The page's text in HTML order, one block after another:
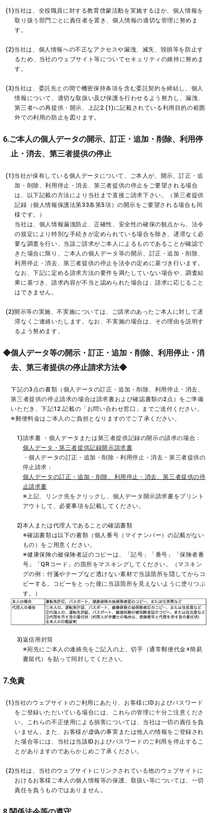
(1)当社は、全役職員に対する教育啓蒙活動を実施するほか、個人情報を
取り扱う部門ごとに責任者を置き、個人情報の適切な管理に努めま
す。
(2)当社は、個人情報への不正なアクセスや漏洩、滅失、毀損等を防止す
るため、当社のウェブサイト等についてセキュリティの維持に努めま
す。
(3)当社は、委託先との間で機密保持条項を含む委託契約を締結し、個人
情報について、適切な取扱い及び保護を行わせるよう努力し、漏洩、
第三者への再提供・開示、上記2.(1)に記載されている利用目的の範囲
外での利用の防止を図ります。
6.ご本人の個人データの開示、訂正・追加・削除、利用停
止・消去、第三者提供の停止
(1)当社が保有している個人データについて、ご本人が、開示、訂正・追
加・削除、利用停止・消去、第三者提供の停止をご要望される場合
は、以下記載の方法により当社まで直接ご請求下さい。（第三者提供
記録（個人情報保護法第33条第5項）の開示をご要望される場合も同
様です。）
当社は、個人情報漏洩防止、正確性、安全性の確保の観点から、法令
の規定により特別な手続きが定められている場合を除き、遅滞なく必
要な調査を行い、当該ご請求がご本人によるものであることが確認で
きた場合に限り、ご本人の個人データ等の開示、訂正・追加・削除、
利用停止・消去、第三者提供の停止を法令の定めに基づき行います。
なお、下記に定める請求方法の要件を満たしていない場合や、調査結
果に基づき、請求内容が不当と認められた場合は、請求に応じること
はできません。
(2)開示等の実施、不実施については、ご請求のあったご本人に対して遅
滞なくご連絡いたします。なお、不実施の場合は、その理由を説明す
るよう努めます。
◆個人データ等の開示・訂正・追加・削除、利用停止・消
去、第三者提供の停止請求方法◆
下記の3点の書類（個人データの訂正・追加・削除、利用停止・消去、
第三者提供の停止請求の場合は請求書および確認書類の2点）をご準備
いただき、下記12.記載の「お問い合わせ窓口」までご送付ください。
※郵便料金はご本人のご負担となりますのでご了承ください。
1)請求書 ・個人データまたは第三者提供記録の開示の請求の場合：
個人データ・第三者提供記録開示請求書
・個人データの訂正・追加・削除・利用停止・消去・第三者提供の
停止請求：
個人データの訂正・追加・削除、利用停止・消去、第三者提供の停
止請求書
※上記、リンク先をクリックし、個人データ開示請求書をプリント
アウトして、必要事項を記載してください。
2)本人または代理人であることの確認書類
※確認書類は以下の書類（個人番号（マイナンバー）の記載がない
もの）をご用意ください。
※健康保険の被保険者証のコピーは、「記号」「番号」「保険者番
号」「QRコード」の箇所をマスキングしてください。（マスキン
グの例：付箋やテープなど透けない素材で当該箇所を隠してからコ
ピーする。コピーをとった後に当該箇所を見えないように塗りつぶ
す。）
3)返信用封筒
※宛先にご本人の連絡先をご記入の上、切手（通常郵便代金+簡易
書留代）を貼って同封してください。
7.免責
(1)当社のウェブサイトのご利用にあたり、お客様にIDおよびパスワード
をご登録いただいている場合には、これらの管理に十分ご注意くださ
い。これらの不正使用による損害については、当社は一切の責任を負
いません。また、お客様が虚偽の事実または他人の情報をご登録され
た場合等には、当社は当該IDおよびパスワードのご利用を停止するこ
とがありますのであらかじめご了承ください。
(2)当社は、当社のウェブサイトにリンクされている他のウェブサイトに
おけるお客様ご本人の個人情報等の保護、取扱い等については、一切
責任を負うものではありません。